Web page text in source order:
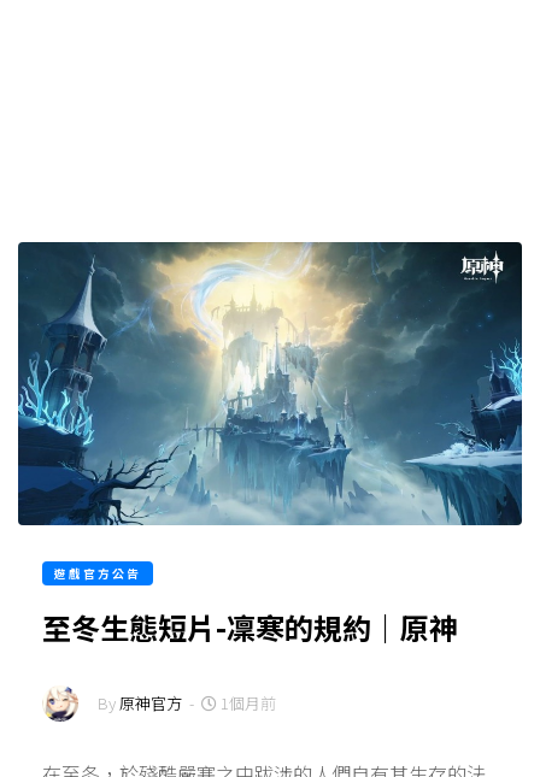
遊戲官方公告
至冬生態短片-凜寒的規約｜原神
By原神官方 - 1個月前